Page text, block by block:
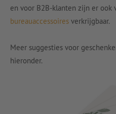
en voor B2B-klanten zijn er ook
bureauaccessoires verkrijgbaar.
Meer suggesties voor
hieronder.